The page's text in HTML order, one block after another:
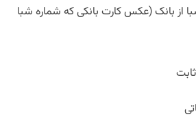
از بانک (عکس کارت بانکی که شماره شبا